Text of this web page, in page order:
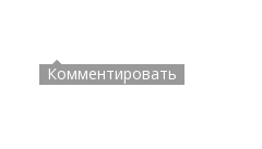
Комментировать